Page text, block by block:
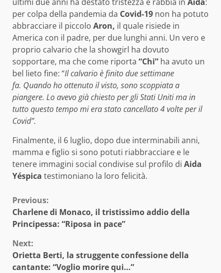
per colpa della pandemia da Covid-19 non ha potuto
abbracciare il piccolo Aron, il quale risiede in
America con il padre, per due lunghi anni. Un vero e
proprio calvario che la showgirl ha dovuto
sopportare, ma che come riporta “Chi” ha avuto un
bel lieto fine: “Il calvario è finito due settimane
fa. Quando ho ottenuto il visto, sono scoppiata a
piangere. Lo avevo già chiesto per gli Stati Uniti ma in
tutto questo tempo mi era stato cancellato 4 volte per il
Covid”.
Finalmente, il 6 luglio, dopo due interminabili anni,
mamma e figlio si sono potuti riabbracciare e le
tenere immagini social condivise sul profilo di Aida
Yéspica testimoniano la loro felicità.
Continue
Reading
Previous:
Charlene di Monaco, il tristissimo addio della
Principessa: “Riposa in pace”
Next:
Orietta Berti, la struggente confessione della
cantante: “Voglio morire qui…”